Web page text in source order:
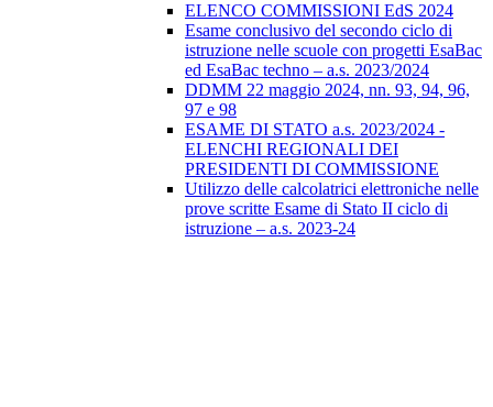
ELENCO COMMISSIONI EdS 2024
Esame conclusivo del secondo ciclo di
istruzione nelle scuole con progetti EsaBac
ed EsaBac techno – a.s. 2023/2024
DDMM 22 maggio 2024, nn. 93, 94, 96,
97 e 98
ESAME DI STATO a.s. 2023/2024 -
ELENCHI REGIONALI DEI
PRESIDENTI DI COMMISSIONE
Utilizzo delle calcolatrici elettroniche nelle
prove scritte Esame di Stato II ciclo di
istruzione – a.s. 2023-24